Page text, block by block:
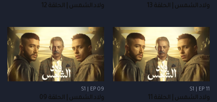
ولاد الشمس | الحلقة 13 ولاد الشمس | الحلقة 12
S1 | EP 11
ولاد الشمس | الحلقة 11
S1 | EP 09
ولاد الشمس | الحلقة 09